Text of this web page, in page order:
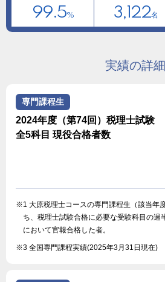
99.5% 3,122名
実績の詳細
専門課程生
2024年度（第74回）税理士試験
全5科目 現役合格者数
※1 大原税理士コースの専門課程生（該当年
ち、税理士試験合格に必要な受験科目の過
において官報合格した者。
※3 全国専門課程実績(2025年3月31日現在)